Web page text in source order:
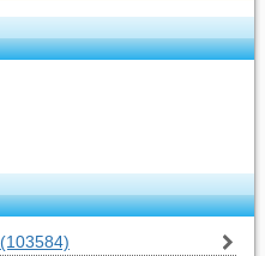
(103584)